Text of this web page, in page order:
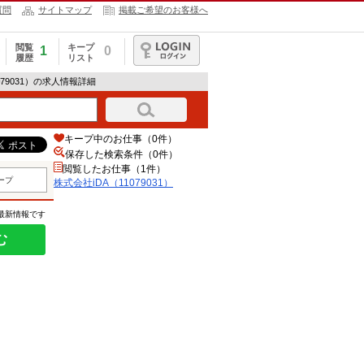
問 サイトマップ 掲載ご希望のお客様へ
閲覧
履歴
1
キープ
リスト
0
ログイン
）の求人情報詳細
プ
新情報です
キープ中のお仕事（0件）
保存した検索条件（0件）
閲覧したお仕事（1件）
株式会社iDA（11079031）